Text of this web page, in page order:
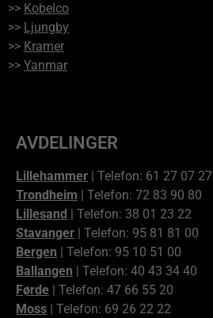
>> Kobelco
>> Ljungby
>> Kramer
>> Yanmar
AVDELINGER
Lillehammer | Telefon: 61 27 07 27
Trondheim | Telefon: 72 83 90 80
Lillesand | Telefon: 38 01 23 22
Stavanger | Telefon: 95 81 81 00
Bergen | Telefon: 95 10 51 00
Ballangen | Telefon: 40 43 34 40
Førde | Telefon: 47 66 55 20
Moss | Telefon: 69 26 22 22